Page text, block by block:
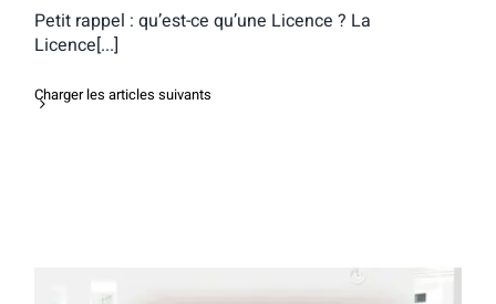
Petit rappel : qu’est-ce qu’une Licence ? La
Licence[...]
Charger les articles suivants